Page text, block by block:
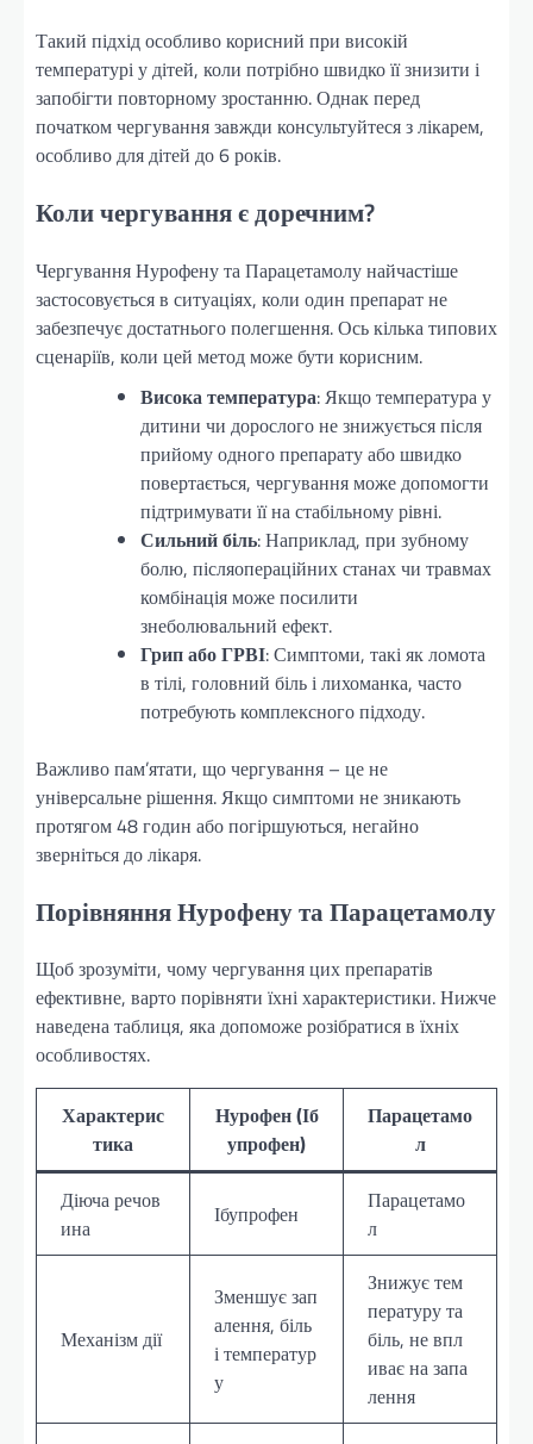
Такий підхід особливо корисний при високій
температурі у дітей, коли потрібно швидко її знизити і
запобігти повторному зростанню. Однак перед
початком чергування завжди консультуйтеся з лікарем,
особливо для дітей до 6 років.
Коли чергування є доречним?
Чергування Нурофену та Парацетамолу найчастіше
застосовується в ситуаціях, коли один препарат не
забезпечує достатнього полегшення. Ось кілька типових
сценаріїв, коли цей метод може бути корисним.
Висока температура: Якщо температура у
дитини чи дорослого не знижується після
прийому одного препарату або швидко
повертається, чергування може допомогти
підтримувати її на стабільному рівні.
Сильний біль: Наприклад, при зубному
болю, післяопераційних станах чи травмах
комбінація може посилити
знеболювальний ефект.
Грип або ГРВІ: Симптоми, такі як ломота
в тілі, головний біль і лихоманка, часто
потребують комплексного підходу.
Важливо пам’ятати, що чергування – це не
універсальне рішення. Якщо симптоми не зникають
протягом 48 годин або погіршуються, негайно
зверніться до лікаря.
Порівняння Нурофену та Парацетамолу
Щоб зрозуміти, чому чергування цих препаратів
ефективне, варто порівняти їхні характеристики. Нижче
наведена таблиця, яка допоможе розібратися в їхніх
особливостях.
Характерис
тика
Нурофен (Іб
упрофен)
Парацетамо
л
Діюча речов
ина
Ібупрофен
Парацетамо
л
Механізм дії
Зменшує зап
алення, біль
і температур
у
Знижує тем
пературу та
біль, не впл
иває на запа
лення